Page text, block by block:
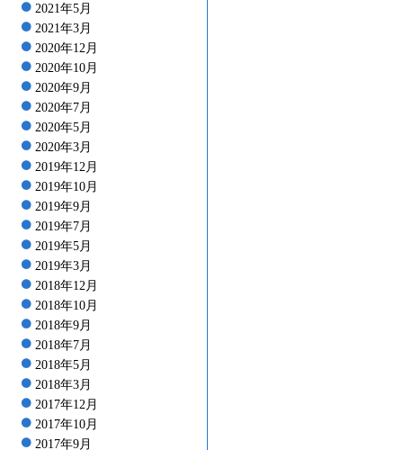
2021年5月
2021年3月
2020年12月
2020年10月
2020年9月
2020年7月
2020年5月
2020年3月
2019年12月
2019年10月
2019年9月
2019年7月
2019年5月
2019年3月
2018年12月
2018年10月
2018年9月
2018年7月
2018年5月
2018年3月
2017年12月
2017年10月
2017年9月